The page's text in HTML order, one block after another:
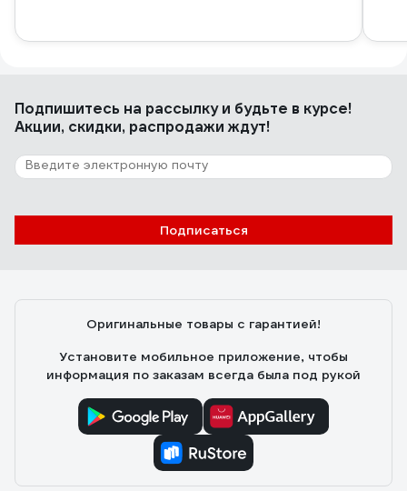
Подпишитесь на рассылкуи будьте в курсе!
Акции, скидки, распродажи ждут!
Подписаться
Оригинальные товары с гарантией!
Установите мобильное приложение, чтобы
информация по заказам всегда была под рукой